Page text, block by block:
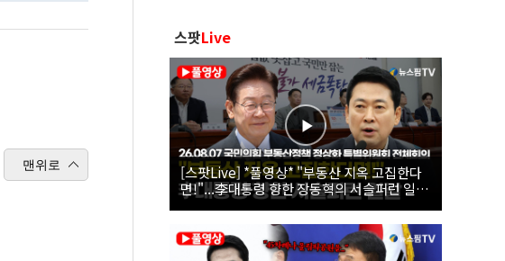
맨위로
스팟Live
[스팟Live] *풀영상* "부동산 지옥 고집한다
면!"...李대통령 향한 장동혁의 서슬퍼런 일갈
| 26.08.07 국민의힘 부동산정책 정상화 특별
위원회 전체회의